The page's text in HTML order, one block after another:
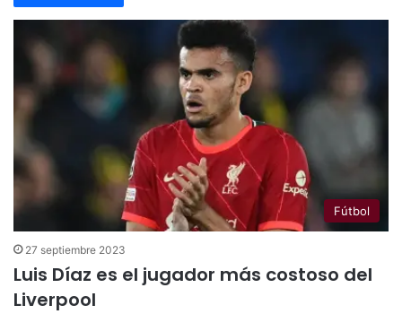
Fútbol
27 septiembre 2023
Luis Díaz es el jugador más costoso del
Liverpool